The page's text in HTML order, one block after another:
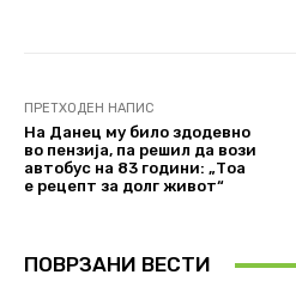
ПРЕТХОДЕН НАПИС
На Данец му било здодевно
во пензија, па решил да вози
автобус на 83 години: „Тоа
е рецепт за долг живот“
ПОВРЗАНИ ВЕСТИ